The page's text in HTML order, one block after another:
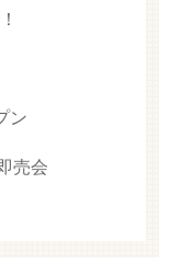
ン
売会